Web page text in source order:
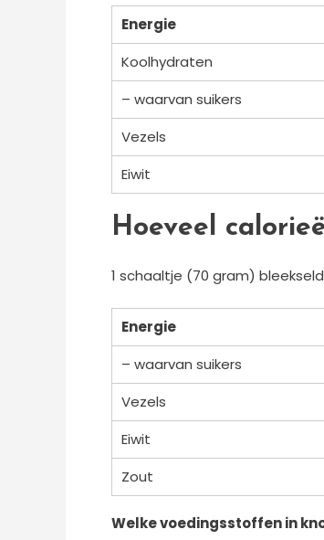
Energie
Koolhydraten
– waarvan suikers
Vezels
Eiwit
Hoeveel
1 schaaltje (70 gram)
Energie
– waarvan suikers
Vezels
Eiwit
Zout
Welke voedingsstoffen in